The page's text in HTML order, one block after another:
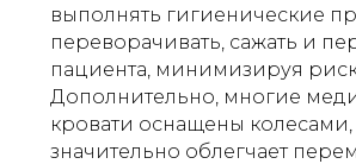
выполнять гигиенические
переворачивать, сажать и
пациента, минимизируя
Дополнительно, многие
кровати оснащены колесами,
значительно облегчает